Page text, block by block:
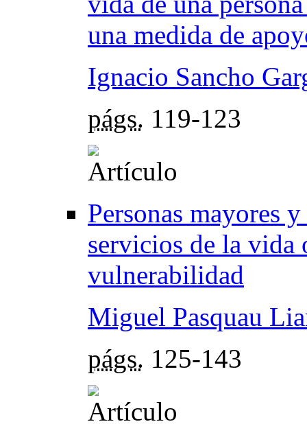
una medida de
Ignacio Sancho
págs. 119-123
Personas mayores
servicios de la vida
vulnerabilidad
Miguel Pasquau
págs. 125-143